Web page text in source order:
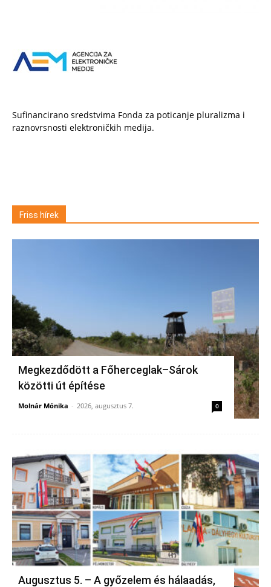
Sufinancirano sredstvima Fonda za poticanje pluralizma i
raznovrsnosti elektroničkih medija.
Friss hírek
Megkezdődött a Főherceglak–Sárok
közötti út építése
Molnár Mónika - 2026, augusztus 7. 0
Augusztus 5. – A győzelem és hálaadás,